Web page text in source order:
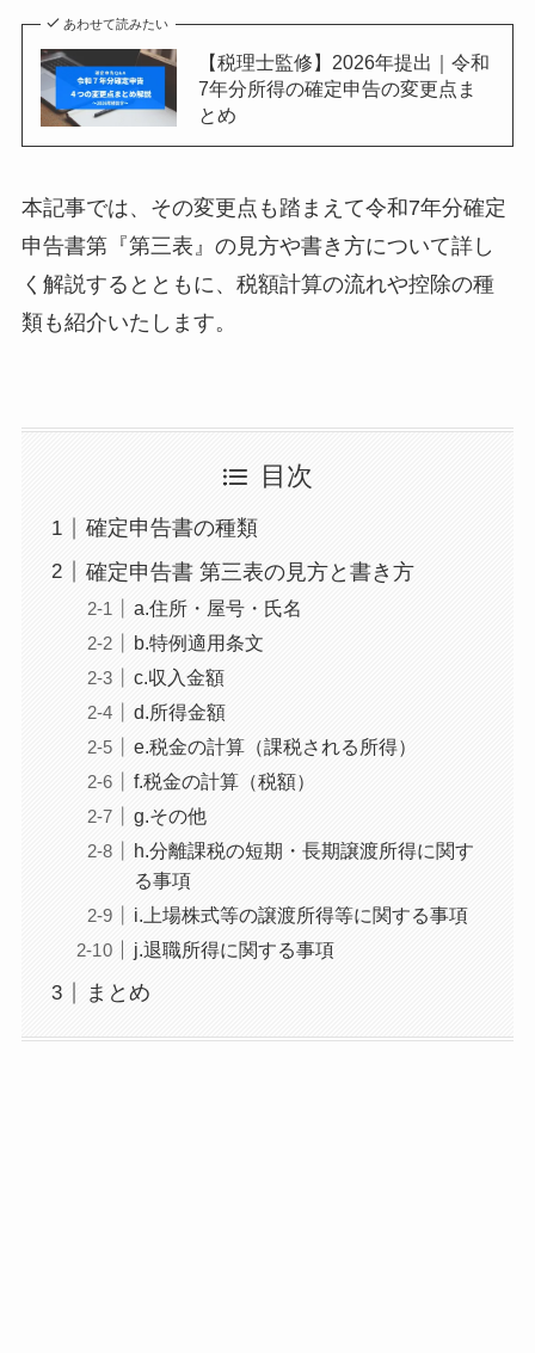
あわせて読みたい
【税理士監修】2026年提出｜令和
7年分所得の確定申告の変更点ま
とめ
本記事では、その変更点も踏まえて令和7年分確定
申告書第『第三表』の見方や書き方について詳し
く解説するとともに、税額計算の流れや控除の種
類も紹介いたします。
目次
確定申告書の種類
確定申告書 第三表の見方と書き方
a.住所・屋号・氏名
b.特例適用条文
c.収入金額
d.所得金額
e.税金の計算（課税される所得）
f.税金の計算（税額）
g.その他
h.分離課税の短期・長期譲渡所得に関す
る事項
i.上場株式等の譲渡所得等に関する事項
j.退職所得に関する事項
まとめ